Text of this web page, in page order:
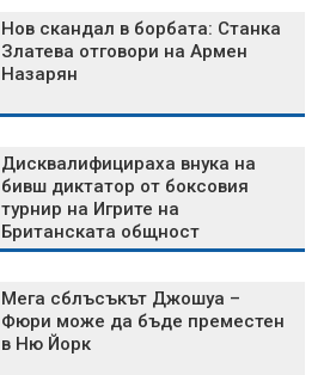
Нов скандал в борбата: Станка
Златева отговори на Армен
Назарян
Дисквалифицираха внука на
бивш диктатор от боксовия
турнир на Игрите на
Британската общност
Мега сблъсъкът Джошуа –
Фюри може да бъде преместен
в Ню Йорк